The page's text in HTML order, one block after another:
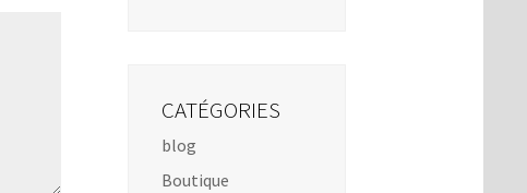
CATÉGORIES
blog
Boutique